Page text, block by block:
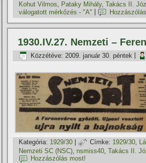
Kohut Vilmos, Pataky Mihály,Takács II.
válogatott mérkőzés - "A"
1930.IV.27. Nemzeti –
Közzétéve: 2009. január 30. péntek
Kategória: 1929/30 | Címke: 1929/30,
Nemzeti SC (NSC) nsmiss40 ,Takács II.
Hozzászólás most!